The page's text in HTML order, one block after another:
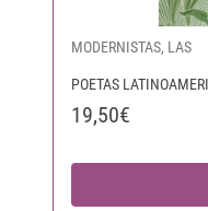
MODERNISTAS, LAS
POETAS
19,50€